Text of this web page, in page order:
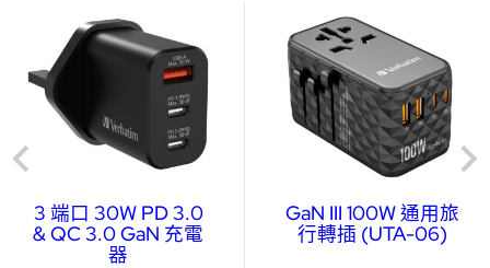
3 端口 30W PD 3.0
& QC 3.0 GaN 充電
器
GaN III 100W 通用旅
行轉插 (UTA-06)